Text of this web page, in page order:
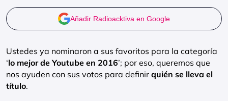
Añadir Radioacktiva en Google
Ustedes ya nominaron a sus favoritos para la categoría
‘lo mejor de Youtube en 2016’; por eso, queremos que
nos ayuden con sus votos para definir quién se lleva el
título.